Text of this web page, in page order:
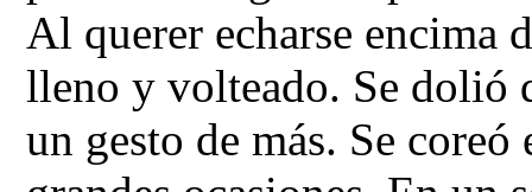
Al querer echarse encima
lleno y volteado. Se dolió
un gesto de más. Se